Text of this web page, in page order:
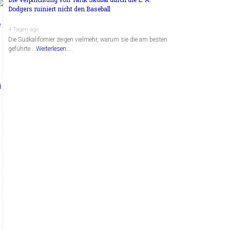
Dodgers ruiniert nicht den Baseball
4 Tagen ago
Die Südkalifornier zeigen vielmehr, warum sie die am besten
geführte …Weiterlesen...